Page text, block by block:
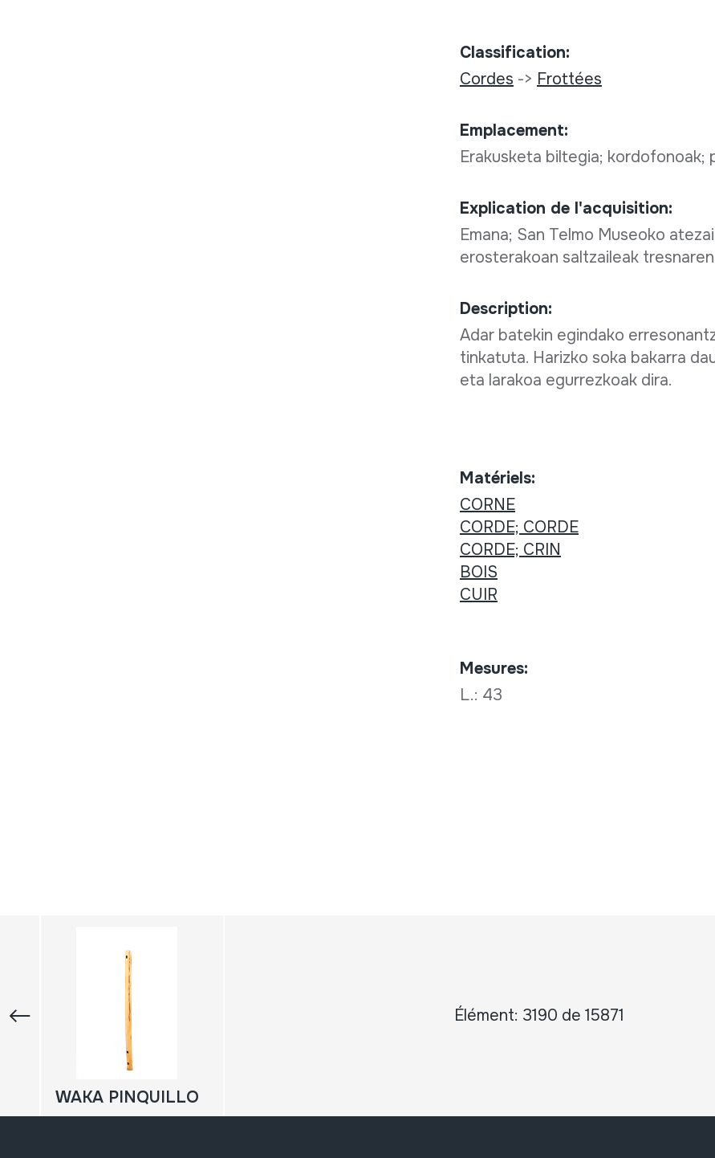
Classification:
Cordes -> Frottées
Emplacement:
Erakusketa biltegia; kordofonoak;
Explication de l'acquisition:
Emana; San Telmo Museoko
erosterakoan saltzaileak
Description:
Adar batekin egindako
tinkatuta. Harizko soka bakarra
eta larakoa egurrezkoak dira.
Matériels:
CORNE
CORDE; CORDE
CORDE; CRIN
BOIS
CUIR
Mesures:
L.: 43
Élément: 3190 de 15871
WAKA PINQUILLO